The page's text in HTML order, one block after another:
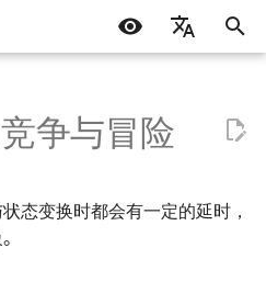
English
Español
اللغة العربية
Test Interface 与 TIC 基础
AHB 上的 TIC
半导体测试基础 - 基本概念
半导体测试基础 - OS 测试
Continuity Test
DC Parameters
Basics of Mixed Signal
Basics of Fourier
VBT Syntax
Pattern Syntax Notes 🚧
STM32
Arduino & 杂项
DOCKER
LINUX
机器学习入门 - 基础流程
机器学习入门 - 环境搭建
LIFEHACK
BLOG
自托管 Self-Host
群晖 NAS
争与冒险
态变换时都会有一定的延时，